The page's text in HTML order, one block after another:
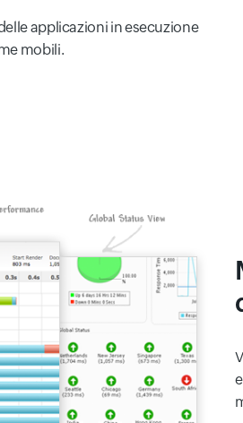
applicazioni in esecuzione
mobili.